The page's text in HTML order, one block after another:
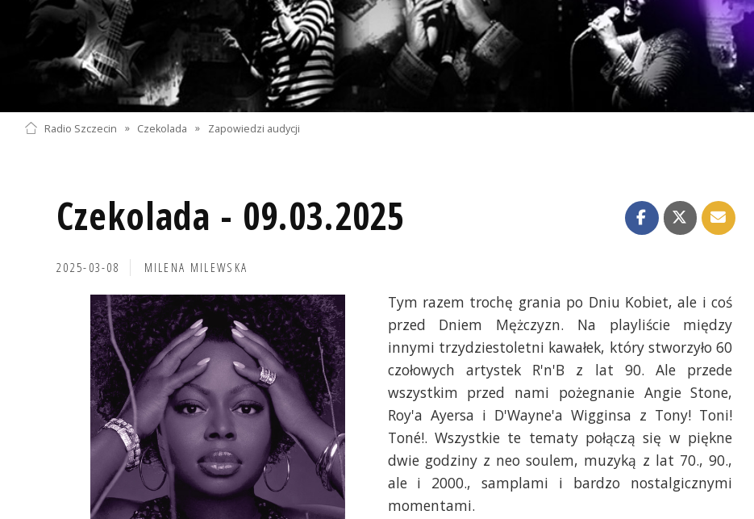
Radio Szczecin » Czekolada » Zapowiedzi audycji
Czekolada - 09.03.2025
2025-03-08 MILENA MILEWSKA
Tym razem trochę grania po Dniu Kobiet, ale i coś
przed Dniem Mężczyzn. Na playliście między
innymi trzydziestoletni kawałek, który stworzyło 60
czołowych artystek R'n'B z lat 90. Ale przede
wszystkim przed nami pożegnanie Angie Stone,
Roy'a Ayersa i D'Wayne'a Wigginsa z Tony! Toni!
Toné!. Wszystkie te tematy połączą się w piękne
dwie godziny z neo soulem, muzyką z lat 70., 90.,
ale i 2000., samplami i bardzo nostalgicznymi
momentami.